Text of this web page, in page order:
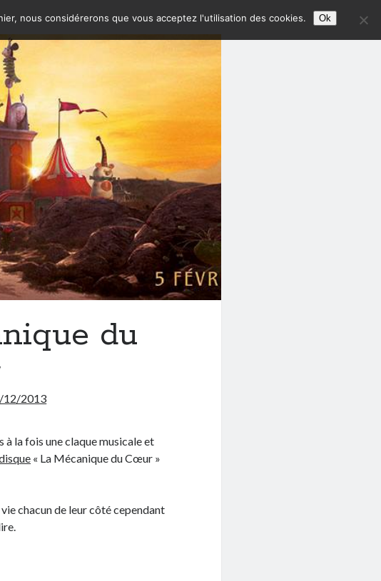
du
12/2013
la fois une claque musicale et
« La Mécanique du Cœur »
chacun de leur côté cependant
nous considérerons que vous acceptez l'utilisation des cookies. Ok